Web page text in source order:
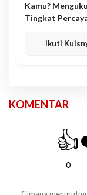
Kamu?
Tingkat
Ikuti
KOMENTAR
👍
0